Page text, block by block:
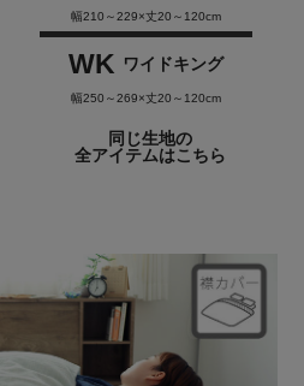
幅210～229×丈20～120cm
WK ワイドキング
幅250～269×丈20～120cm
同じ生地の
全アイテムはこちら